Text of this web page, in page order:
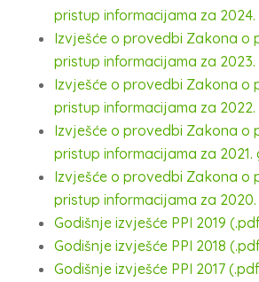
pristup informacijama za
Izvješće o provedbi Zakona o
pristup informacijama za
Izvješće o provedbi Zakona o
pristup informacijama za
Izvješće o provedbi Zakona o
pristup informacijama za 2021.
Izvješće o provedbi Zakona o
pristup informacijama za
Godišnje izvješće PPI 2019
Godišnje izvješće PPI 2018
Godišnje izvješće PPI 2017